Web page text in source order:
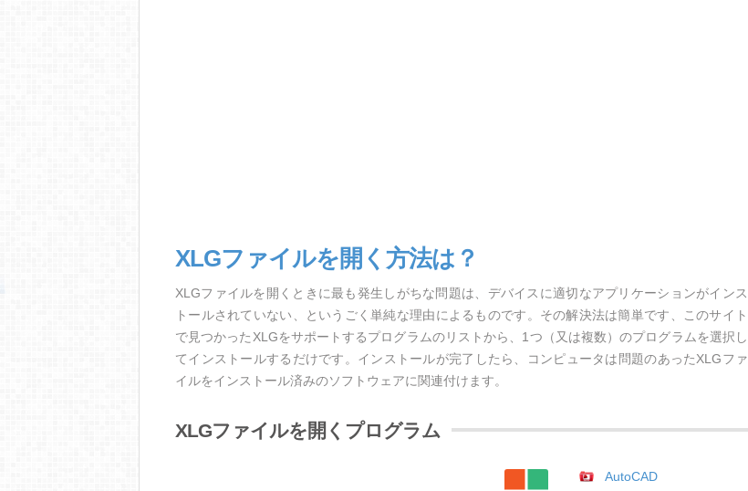
XLGファイルを開く方法は？
XLGファイルを開くときに最も発生しがちな問題は、デバイスに適切なアプリケーションがインス
トールされていない、というごく単純な理由によるものです。その解決法は簡単です、このサイト
で見つかったXLGをサポートするプログラムのリストから、1つ（又は複数）のプログラムを選択し
てインストールするだけです。インストールが完了したら、コンピュータは問題のあったXLGファ
イルをインストール済みのソフトウェアに関連付けます。
XLGファイルを開くプログラム
AutoCAD